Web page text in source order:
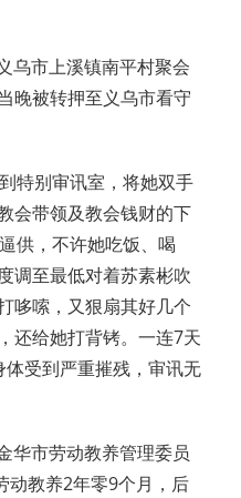
乌市上溪镇南平村聚会
晚被转押至义乌市看守
特别审讯室，将她双手
会带领及教会钱财的下
供，不许她吃饭、喝
调至最低对着苏素彬吹
哆嗦，又狠扇其好几个
还给她打背铐。一连7天
受到严重摧残，审讯无
华市劳动教养管理委员
动教养2年零9个月，后